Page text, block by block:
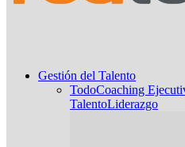
Gestión del Talento
TodoCoaching
TalentoLiderazgo